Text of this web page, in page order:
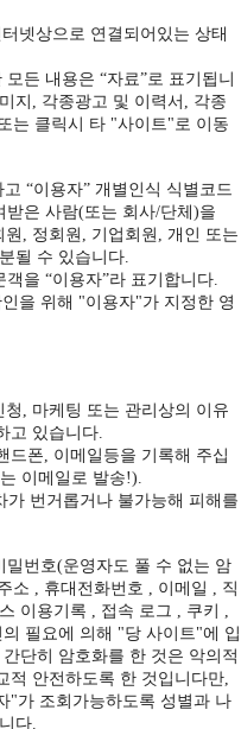
넷상으로 연결되어있는 상태
든 내용은 “자료”로 표기됩니
지, 각종광고 및 이력서, 각종
는 클릭시 타 "사이트"로 이동
“이용자” 개별인식 식별코드
은 사람(또는 회사/단체)을
, 정회원, 기업회원, 개인 또는
될 수 있습니다.
을 “이용자”라 표기합니다.
을 위해 "이용자"가 지정한 영
, 마케팅 또는 관리상의 이유
고 있습니다.
드폰, 이메일등을 기록해 주십
이메일로 발송!).
번거롭거나 불가능해 피해를
번호(운영자도 풀 수 없는 암
소 , 휴대전화번호 , 이메일 , 직
이용기록 , 접속 로그 , 쿠키 ,
필요에 의해 "당 사이트"에 입
단히 암호화를 한 것은 악의적
적 안전하도록 한 것입니다만,
"가 조회가능하도록 성별과 나
다.